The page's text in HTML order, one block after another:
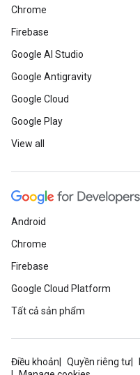
Chrome
Firebase
Google AI Studio
Google Antigravity
Google Cloud
Google Play
View all
Android
Chrome
Firebase
Google Cloud Platform
Tất cả sản phẩm
Điều khoản Quyền riêng tư